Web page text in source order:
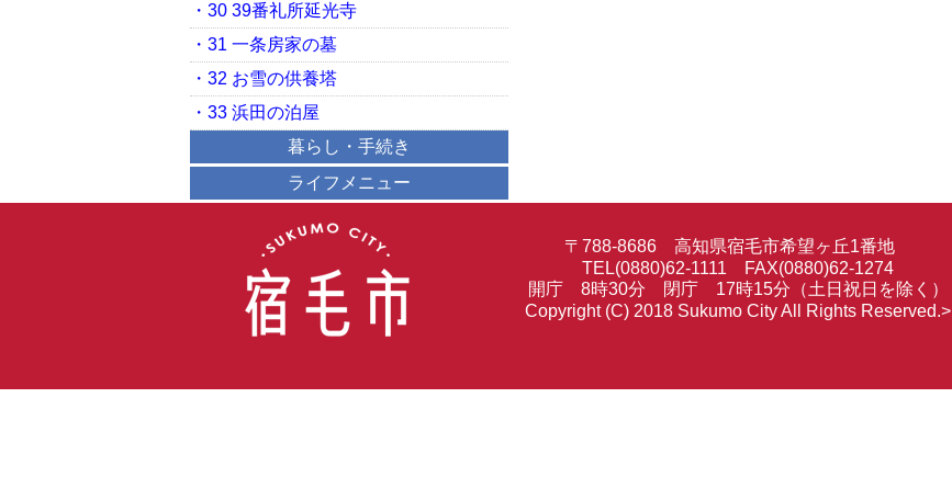
・30 39番礼所延光寺
・31 一条房家の墓
・32 お雪の供養塔
・33 浜田の泊屋
暮らし・手続き
ライフメニュー
〒788-8686 高知県宿毛市希望ヶ丘1番地
TEL(0880)62-1111 FAX(0880)62-1274
開庁 8時30分 閉庁 17時15分（土日祝日を除く）
Copyright (C) 2018 Sukumo City All Rights Reserved.>